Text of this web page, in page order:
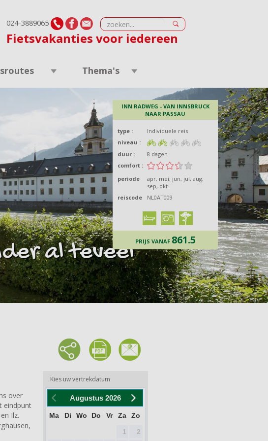
024-3889065
Fietsvakanties voor iedereen
Thema's
INN RADWEG - VAN INNSBRUCK
NAAR PASSAU
type :
Individuele reis
niveau :
duur :
8 dagen
comfort :
periode
apr mei jun jul aug
sep okt
reiscode
NL0AT009
PRIJS VANAF 861.5
al teveel
over
eindpunt
Ilz.
Kies uw vertrekdatum
Augustus 2026
Ma Di Wo Do Vr Za Zo
1
2